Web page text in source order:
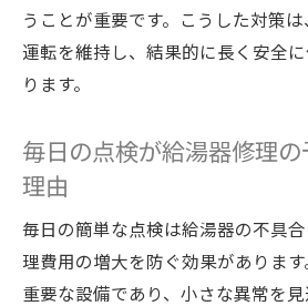
うことが重要です。こうした対策
運転を維持し、結果的に長く安全
ります。
毎日の点検が給湯器修理
理由
毎日の簡単な点検は給湯器の不具
理費用の増大を防ぐ効果がありま
重要な設備であり、小さな異常を